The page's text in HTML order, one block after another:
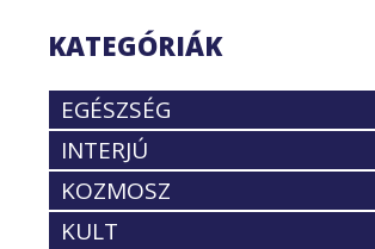
KATEGÓRIÁK
EGÉSZSÉG
INTERJÚ
KOZMOSZ
KULT